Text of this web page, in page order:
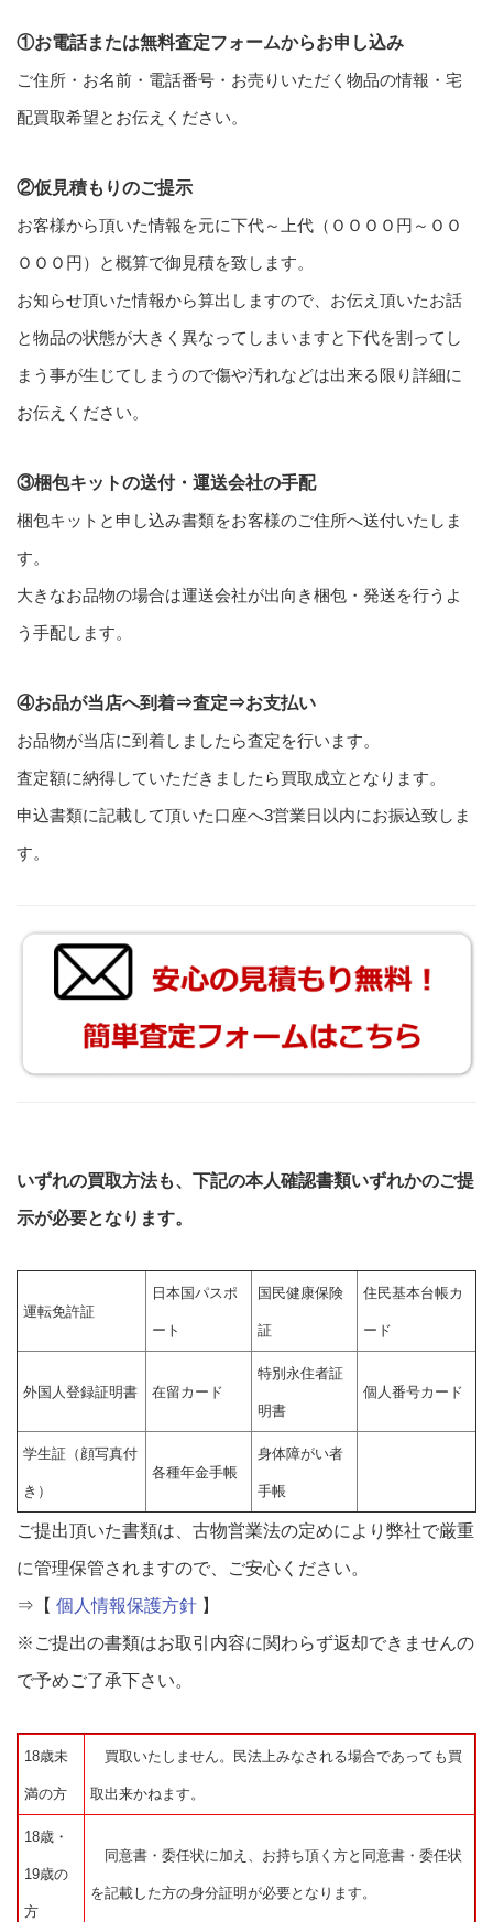
①お電話または無料査定フォームからお申し込み
ご住所・お名前・電話番号・お売りいただく物品の情報・宅
配買取希望とお伝えください。
②仮見積もりのご提示
お客様から頂いた情報を元に下代～上代（ＯＯＯＯ円～ＯＯ
ＯＯＯ円）と概算で御見積を致します。
お知らせ頂いた情報から算出しますので、お伝え頂いたお話
と物品の状態が大きく異なってしまいますと下代を割ってし
まう事が生じてしまうので傷や汚れなどは出来る限り詳細に
お伝えください。
③梱包キットの送付・運送会社の手配
梱包キットと申し込み書類をお客様のご住所へ送付いたしま
す。
大きなお品物の場合は運送会社が出向き梱包・発送を行うよ
う手配します。
④お品が当店へ到着⇒査定⇒お支払い
お品物が当店に到着しましたら査定を行います。
査定額に納得していただきましたら買取成立となります。
申込書類に記載して頂いた口座へ3営業日以内にお振込致しま
す。
いずれの買取方法も、下記の本人確認書類いずれかのご提
示が必要となります。
運転免許証
日本国パスポ
ート
国民健康保険
証
住民基本台帳カ
ード
外国人登録証明書 在留カード
特別永住者証
明書
個人番号カード
学生証（顔写真付
き）
各種年金手帳
身体障がい者
手帳
ご提出頂いた書類は、古物営業法の定めにより弊社で厳重
に管理保管されますので、ご安心ください。
⇒【 個人情報保護方針 】
※ご提出の書類はお取引内容に関わらず返却できませんの
で予めご了承下さい。
18歳未
満の方
買取いたしません。民法上みなされる場合であっても買
取出来かねます。
18歳・
19歳の
方
同意書・委任状に加え、お持ち頂く方と同意書・委任状
を記載した方の身分証明が必要となります。